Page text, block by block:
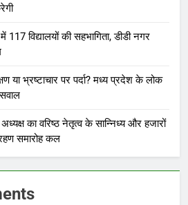
117 विद्यालयों की सहभागिता, डीडी नगर
या भ्रष्टाचार पर पर्दा? मध्य प्रदेश के लोक
का वरिष्ठ नेतृत्व के सान्निध्य और हजारों
समारोह कल